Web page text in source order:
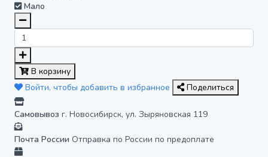
Мало
В корзину
Войти, чтобы добавить в избранное
Поделиться
Самовывоз г. Новосибирск, ул. Зыряновская 119
Почта России Отправка по России по предоплате